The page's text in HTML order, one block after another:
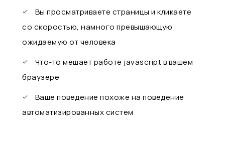
Вы просматриваете страницы и кликаете
со скоростью, намного превышающую
ожидаемую от человека
Что-то мешает работе javascript в вашем
браузере
Ваше поведение похоже на поведение
автоматизированных систем